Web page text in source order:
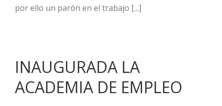
por ello un parón en el trabajo [...]
INAUGURADA LA
ACADEMIA DE EMPLEO